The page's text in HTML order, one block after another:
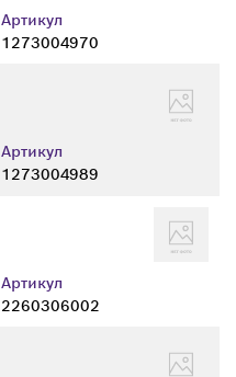
Артикул
1273004970
Артикул
1273004989
Артикул
2260306002